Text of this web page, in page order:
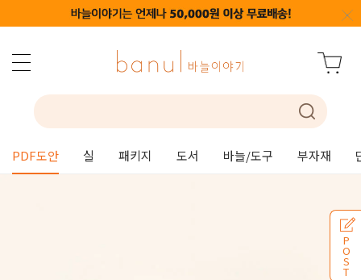
PDF도안 실 패키지 도서 바늘/도구 부자재
P
O
S
T